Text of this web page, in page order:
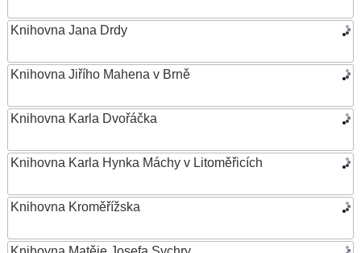
Knihovna Jana Drdy
Knihovna Jiřího Mahena v Brně
Knihovna Karla Dvořáčka
Knihovna Karla Hynka Máchy v Litoměřicích
Knihovna Kroměřížska